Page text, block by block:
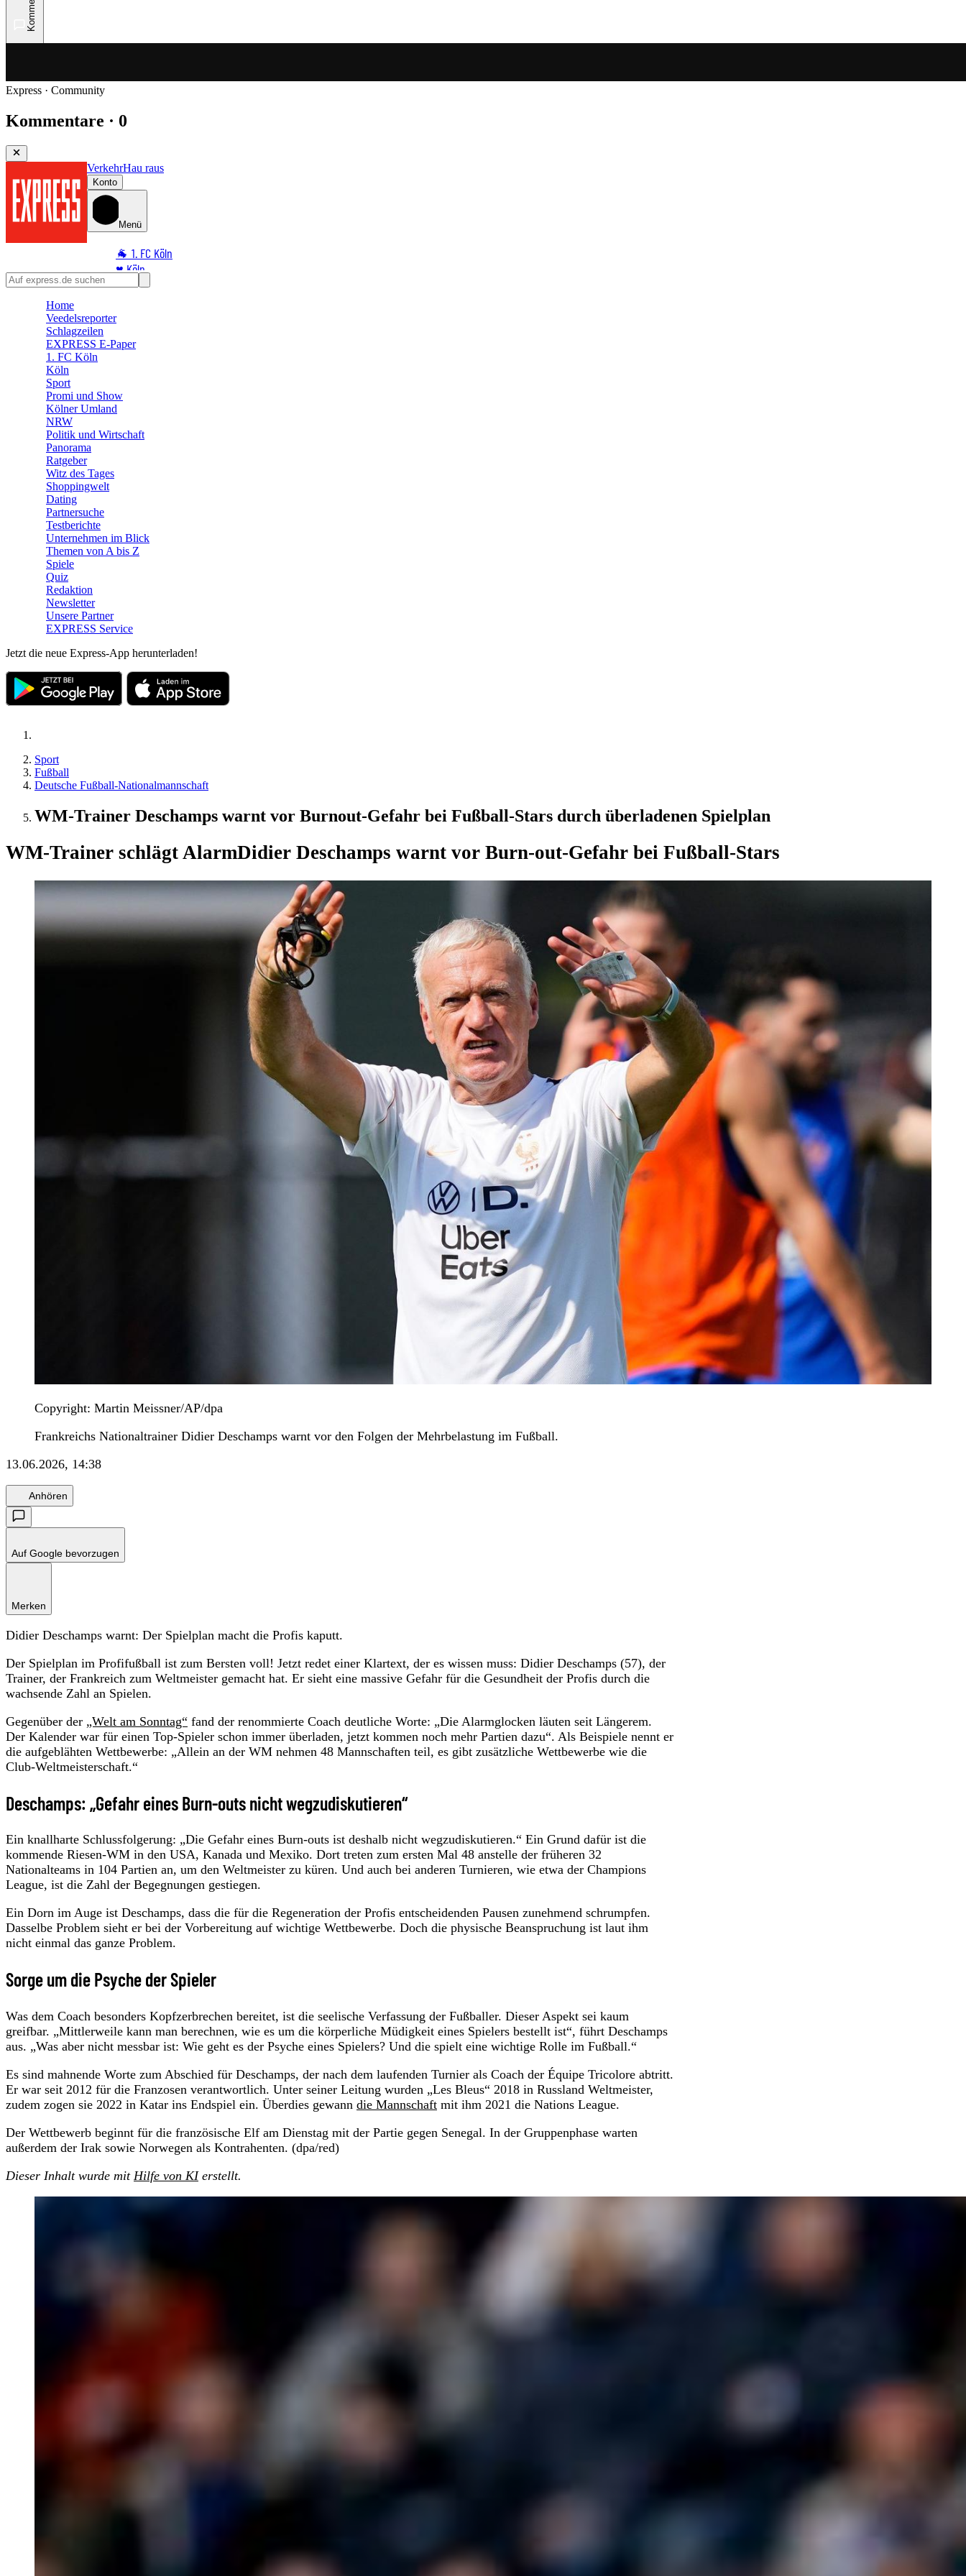
Express · Community
Kommentare · 0
VerkehrHau raus
Konto
Menü
🐐 1. FC Köln
♥️ Köln
⭐ Promi
🛒 Shoppingwelt
🧩 Spiele
Home
Veedelsreporter
Schlagzeilen
EXPRESS E-Paper
1. FC Köln
Köln
Sport
Promi und Show
Kölner Umland
NRW
Politik und Wirtschaft
Panorama
Ratgeber
Witz des Tages
Shoppingwelt
Dating
Partnersuche
Testberichte
Unternehmen im Blick
Themen von A bis Z
Spiele
Quiz
Redaktion
Newsletter
Unsere Partner
EXPRESS Service
Jetzt die neue Express-App herunterladen!
Sport
Fußball
Deutsche Fußball-Nationalmannschaft
WM-Trainer Deschamps warnt vor Burnout-Gefahr bei Fußball-Stars durch überladenen Spielplan
WM-Trainer schlägt AlarmDidier Deschamps warnt vor Burn-out-Gefahr bei Fußball-Stars
Copyright: Martin Meissner/AP/dpa
Frankreichs Nationaltrainer Didier Deschamps warnt vor den Folgen der Mehrbelastung im Fußball.
13.06.2026, 14:38
Anhören
Auf Google bevorzugen
Merken
Didier Deschamps warnt: Der Spielplan macht die Profis kaputt.
Der Spielplan im Profifußball ist zum Bersten voll! Jetzt redet einer Klartext, der es wissen muss: Didier Deschamps (57), der
Trainer, der Frankreich zum Weltmeister gemacht hat. Er sieht eine massive Gefahr für die Gesundheit der Profis durch die
wachsende Zahl an Spielen.
Gegenüber der „Welt am Sonntag“ fand der renommierte Coach deutliche Worte: „Die Alarmglocken läuten seit Längerem.
Der Kalender war für einen Top-Spieler schon immer überladen, jetzt kommen noch mehr Partien dazu“. Als Beispiele nennt er
die aufgeblähten Wettbewerbe: „Allein an der WM nehmen 48 Mannschaften teil, es gibt zusätzliche Wettbewerbe wie die
Club-Weltmeisterschaft.“
Deschamps: „Gefahr eines Burn-outs nicht wegzudiskutieren“
Ein knallharte Schlussfolgerung: „Die Gefahr eines Burn-outs ist deshalb nicht wegzudiskutieren.“ Ein Grund dafür ist die
kommende Riesen-WM in den USA, Kanada und Mexiko. Dort treten zum ersten Mal 48 anstelle der früheren 32
Nationalteams in 104 Partien an, um den Weltmeister zu küren. Und auch bei anderen Turnieren, wie etwa der Champions
League, ist die Zahl der Begegnungen gestiegen.
Ein Dorn im Auge ist Deschamps, dass die für die Regeneration der Profis entscheidenden Pausen zunehmend schrumpfen.
Dasselbe Problem sieht er bei der Vorbereitung auf wichtige Wettbewerbe. Doch die physische Beanspruchung ist laut ihm
nicht einmal das ganze Problem.
Sorge um die Psyche der Spieler
Was dem Coach besonders Kopfzerbrechen bereitet, ist die seelische Verfassung der Fußballer. Dieser Aspekt sei kaum
greifbar. „Mittlerweile kann man berechnen, wie es um die körperliche Müdigkeit eines Spielers bestellt ist“, führt Deschamps
aus. „Was aber nicht messbar ist: Wie geht es der Psyche eines Spielers? Und die spielt eine wichtige Rolle im Fußball.“
Es sind mahnende Worte zum Abschied für Deschamps, der nach dem laufenden Turnier als Coach der Équipe Tricolore abtritt.
Er war seit 2012 für die Franzosen verantwortlich. Unter seiner Leitung wurden „Les Bleus“ 2018 in Russland Weltmeister,
zudem zogen sie 2022 in Katar ins Endspiel ein. Überdies gewann die Mannschaft mit ihm 2021 die Nations League.
Der Wettbewerb beginnt für die französische Elf am Dienstag mit der Partie gegen Senegal. In der Gruppenphase warten
außerdem der Irak sowie Norwegen als Kontrahenten. (dpa/red)
Dieser Inhalt wurde mit Hilfe von KIerstellt.